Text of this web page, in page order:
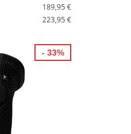
189,95 €
223,95 €
- 33%